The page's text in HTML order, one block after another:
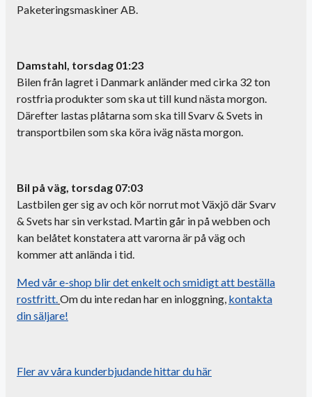
Paketeringsmaskiner AB.
Damstahl, torsdag 01:23
Bilen från lagret i Danmark anländer med cirka 32 ton
rostfria produkter som ska ut till kund nästa morgon.
Därefter lastas plåtarna som ska till Svarv & Svets in
transportbilen som ska köra iväg nästa morgon.
Bil på väg, torsdag 07:03
Lastbilen ger sig av och kör norrut mot Växjö där Svarv
& Svets har sin verkstad. Martin går in på webben och
kan belåtet konstatera att varorna är på väg och
kommer att anlända i tid.
Med vår e-shop blir det enkelt och smidigt att beställa
rostfritt.Om du inte redan har en inloggning, kontakta
din säljare!
Fler av våra kunderbjudande hittar du här